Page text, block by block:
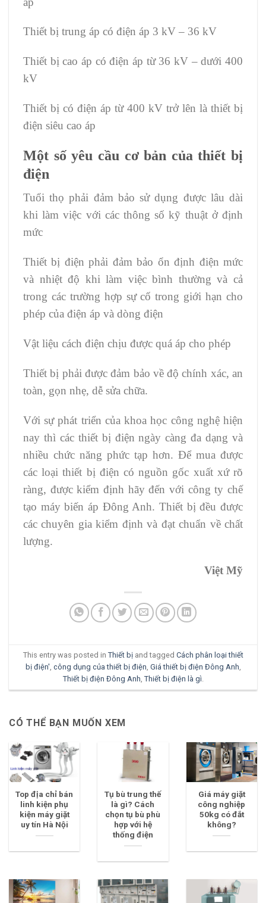
Thiết bị trung áp có điện áp 3 kV – 36 kV
Thiết bị cao áp có điện áp từ 36 kV – dưới 400
kV
Thiết bị có điện áp từ 400 kV trở lên là thiết bị
điện siêu cao áp
Một số yêu cầu cơ bản của thiết bị
điện
Tuổi thọ phải đảm bảo sử dụng được lâu dài
khi làm việc với các thông số kỹ thuật ở định
mức
Thiết bị điện phải đảm bảo ổn định điện mức
và nhiệt độ khi làm việc bình thường và cả
trong các trường hợp sự cố trong giới hạn cho
phép của điện áp và dòng điện
Vật liệu cách điện chịu được quá áp cho phép
Thiết bị phải được đảm bảo về độ chính xác, an
toàn, gọn nhẹ, dễ sửa chữa.
Với sự phát triển của khoa học công nghệ hiện
nay thì các thiết bị điện ngày càng đa dạng và
nhiều chức năng phức tạp hơn. Để mua được
các loại thiết bị điện có nguồn gốc xuất xứ rõ
ràng, được kiểm định hãy đến với công ty chế
tạo máy biến áp Đông Anh. Thiết bị đều được
các chuyên gia kiểm định và đạt chuẩn về chất
lượng.
Việt Mỹ
This entry was posted in Thiết bịand tagged Cách phân loại thiết
bị điện' công dụng của thiết bị điện Giá thiết bị điện Đông Anh
Thiết bị điện Đông Anh Thiết bị điện là gì
CÓ THỂ BẠN MUỐN XEM
Top địa chỉ bán
linh kiện phụ
kiện máy giặt
uy tín Hà Nội
Tụ bù trung thế
là gì? Cách
chọn tụ bù phù
hợp với hệ
thống điện
Giá máy giặt
công nghiệp
50kg có đắt
không?